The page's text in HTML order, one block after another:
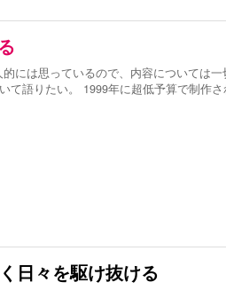
には思っているので、内容については一
て語りたい。 1999年に超低予算で制作
日々を駆け抜ける